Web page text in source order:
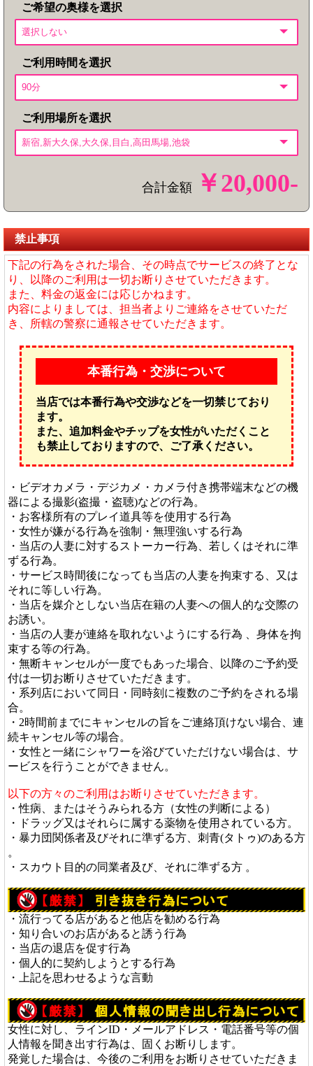
ご希望の奥様を選択
ご利用時間を選択
ご利用場所を選択
合計金額 ￥20,000-
禁止事項
下記の行為をされた場合、その時点でサービスの終了とな
り、以降のご利用は一切お断りさせていただきます。
また、料金の返金には応じかねます。
内容によりましては、担当者よりご連絡をさせていただ
き、所轄の警察に通報させていただきます。
本番行為・交渉について
当店では本番行為や交渉などを一切禁じており
ます。
また、追加料金やチップを女性がいただくこと
も禁止しておりますので、ご了承ください。
・ビデオカメラ・デジカメ・カメラ付き携帯端末などの機
器による撮影(盗撮・盗聴)などの行為。
・お客様所有のプレイ道具等を使用する行為
・女性が嫌がる行為を強制・無理強いする行為
・当店の人妻に対するストーカー行為、若しくはそれに準
ずる行為。
・サービス時間後になっても当店の人妻を拘束する、又は
それに等しい行為。
・当店を媒介としない当店在籍の人妻への個人的な交際の
お誘い。
・当店の人妻が連絡を取れないようにする行為 、身体を拘
束する等の行為。
・無断キャンセルが一度でもあった場合、以降のご予約受
付は一切お断りさせていただきます。
・系列店において同日・同時刻に複数のご予約をされる場
合。
・2時間前までにキャンセルの旨をご連絡頂けない場合、連
続キャンセル等の場合。
・女性と一緒にシャワーを浴びていただけない場合は、サ
ービスを行うことができません。
以下の方々のご利用はお断りさせていただきます。
・性病、またはそうみられる方（女性の判断による）
・ドラッグ又はそれらに属する薬物を使用されている方。
・暴力団関係者及びそれに準ずる方、刺青(タトゥ)のある方
。
・スカウト目的の同業者及び、それに準ずる方 。
・流行ってる店があると他店を勧める行為
・知り合いのお店があると誘う行為
・当店の退店を促す行為
・個人的に契約しようとする行為
・上記を思わせるような言動
女性に対し、ラインID・メールアドレス・電話番号等の個
人情報を聞き出す行為は、固くお断りします。
発覚した場合は、今後のご利用をお断りさせていただきま